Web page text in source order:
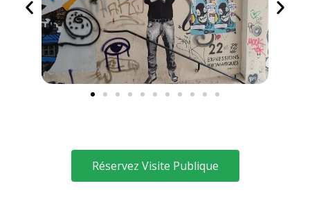
Réservez Visite Publique